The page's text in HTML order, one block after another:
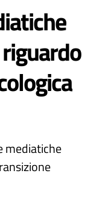
mediatiche